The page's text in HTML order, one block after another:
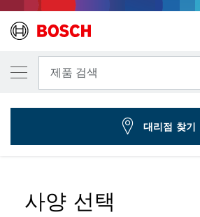
제품 검색
... 대패용 호스 연결 어댑터
사양 선택
선택한 변형
GHO 10.8V-20용 진공 어댑터
2 608 000 674
대리점 찾기